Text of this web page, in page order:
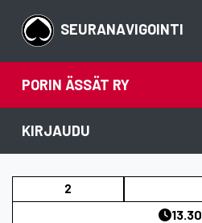
SEURANAVIGOINTI
PORIN ÄSSÄT RY
KIRJAUDU
2
13.30